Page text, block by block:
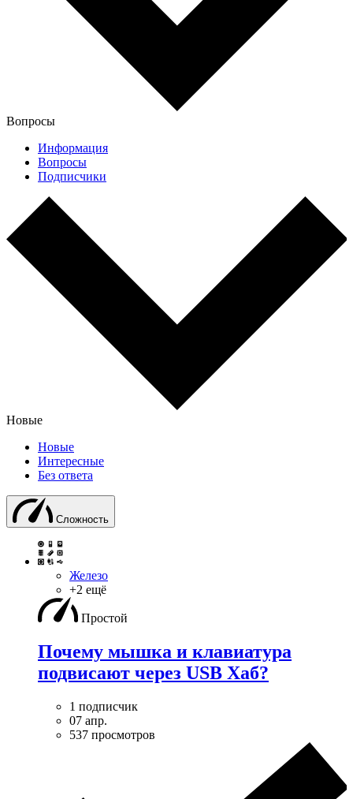
Вопросы
Информация
Вопросы
Подписчики
Новые
Новые
Интересные
Без ответа
Сложность
Железо
+2 ещё
Простой
Почему мышка и клавиатура
подвисают через USB Хаб?
1 подписчик
07 апр.
537 просмотров